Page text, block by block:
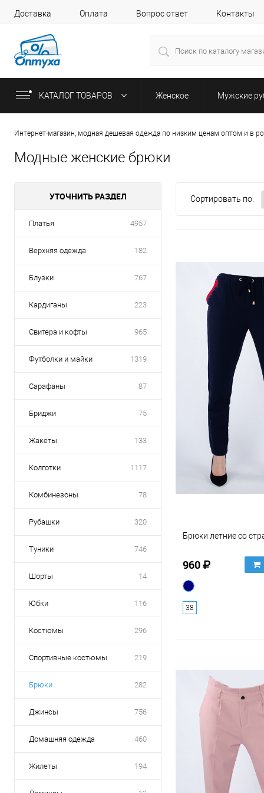
Доставка Оплата Вопрос ответ Контакты
КАТАЛОГ ТОВАРОВ Женское Мужские
Интернет-магазин, модная дешевая одежда по низким ценам оптом и в
Модные женские брюки
УТОЧНИТЬ РАЗДЕЛ
Платья 4957
Верхняя одежда 182
Блузки 767
Кардиганы 223
Свитера и кофты 965
Футболки и майки 1319
Сарафаны 87
Бриджи 75
Жакеты 133
Колготки 1117
Комбинезоны 78
Рубашки 320
Туники 746
Шорты 14
Юбки 116
Костюмы 296
Спортивные костюмы 219
Брюки 282
Джинсы 756
Домашняя одежда 460
Жилеты 194
Сортировать по:
Брюки летние со
960
38